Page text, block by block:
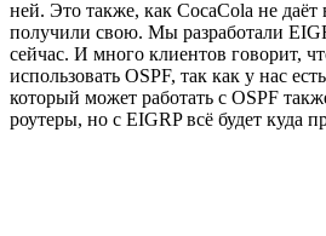
ней. Это также, как CocaCola не
получили свою. Мы разработали
сейчас. И много клиентов говорит,
использовать OSPF, так как у нас
который может работать с OSPF
роутеры, но с EIGRP всё будет куда